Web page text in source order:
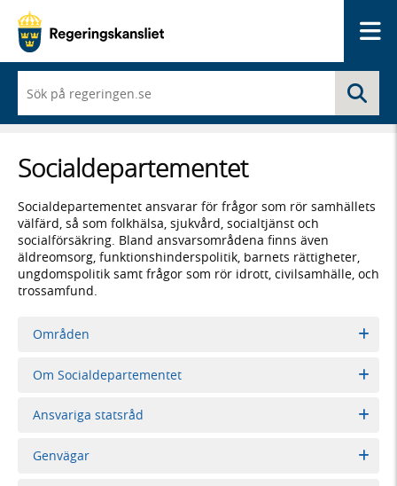
du
börjar
skriva
framträder
en
med
sökförslag
Social­­departementet
Socialdepartementet ansvarar för frågor som rör samhällets
välfärd, så som folkhälsa, sjukvård, socialtjänst och
socialförsäkring. Bland ansvarsområdena finns även
äldreomsorg, funktionshinderspolitik, barnets rättigheter,
ungdomspolitik samt frågor som rör idrott, civilsamhälle, och
trossamfund.
Områden
Om Socialdepartementet
Ansvariga statsråd
Genvägar